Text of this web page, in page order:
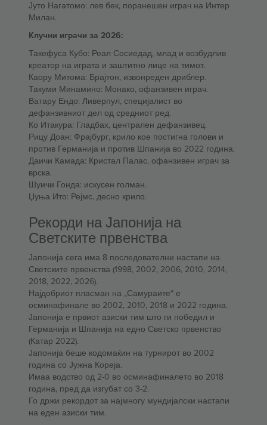
Јуто Нагатомо: лев бек, поранешен играч на Интер
Милан.
Клучни играчи за 2026:
Такефуса Кубо: Реал Сосиедад, млад и возбудлив
креатор на играта и заштитно лице на тимот.
Каору Митома: Брајтон, извонреден дриблер.
Такуми Минамино: Монако, офанзивен играч.
Ватару Ендо: Ливерпул, специјалист во
дефанзивниот дел од средниот ред.
Ко Итакура: Гладбах, централен дефанзивец.
Рицу Доан: Фрајбург, крило кое постигна голови и
против Германија и против Шпанија во 2022 година.
Даичи Камада: Кристал Палас, офанзивен играч за
врска.
Шуичи Гонда: искусен голман.
Џуња Ито: Рејмс, десно крило.
Рекорди на Јапонија на
Светските првенства
Јапонија сега има 8 последователни настапи на
Светските првенства (1998, 2002, 2006, 2010, 2014,
2018, 2022, 2026).
Најдобриот пласман на „Самураите“ е
осминафинале во 2002, 2010, 2018 и 2022 година.
Јапонија е првиот азиски тим што ги победил и
Германија и Шпанија на едно Светско првенство
(Катар 2022).
Јапонија беше кодомаќин на турнирот во 2002
година со Јужна Кореја.
Имаа водство од 2-0 во осминафиналето во 2018
година, пред да изгубат со 3-2.
Го држи рекордот за најмногу мундијалски настапи
на еден азиски тим.